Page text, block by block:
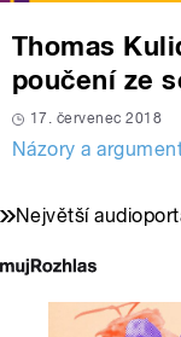
Thomas
poučení ze
17. červenec 2018
Názory a
Největší